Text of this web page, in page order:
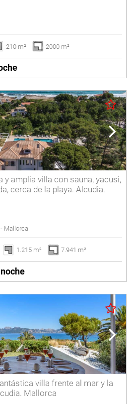
210 m² 2000 m²
y amplia villa con sauna, yacusi,
cerca de la playa. Alcudia.
Mallorca
1.215 m² 7.941 m²
villa frente al mar y la
Mallorca